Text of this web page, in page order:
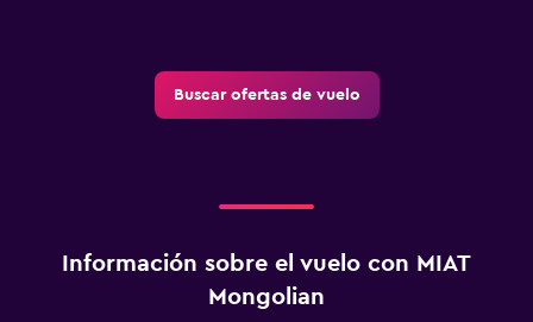
Buscar ofertas de vuelo
Información sobre el vuelo con MIAT
Mongolian